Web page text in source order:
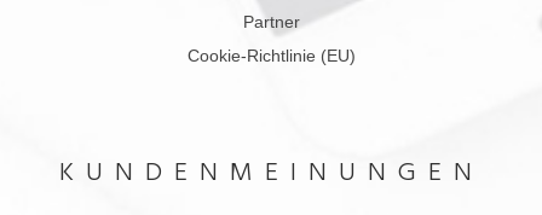
Partner
Cookie-Richtlinie (EU)
KUNDENMEINUNGEN